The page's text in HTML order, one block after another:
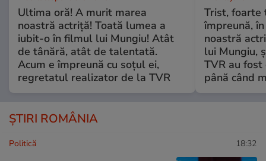
Ultima oră! A murit marea
noastră actriță! Toată lumea a
iubit-o în filmul lui Mungiu! Atât
de tânără, atât de talentată.
Acum e împreună cu soțul ei,
regretatul realizator de la TVR
Trist, foarte
împreună,
noastră
lui Mungiu,
TVR au
până când
ȘTIRI ROMÂNIA
Politică 18:32